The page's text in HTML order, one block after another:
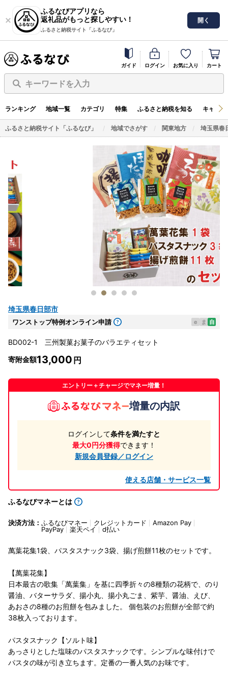
ふるなびアプリなら
返礼品がもっと探しやすい！
ふるさと納税サイト「ふるなび」
開く
ガイド ログイン お気に入り カート
キーワードを入力
ランキング 地域一覧 カテゴリ 特集 ふるさと納税を知る キャン
ふるさと納税サイト「ふるなび」 地域でさがす 関東地方 埼玉県春
埼玉県春日部市
ワンストップ特例オンライン申請 e ま 自
BD002-1 三州製菓お菓子のバラエティセット
寄附金額13,000
エントリー＋チャージでマネー増量！
増量の内訳
ログインして条件を満たすと
最大0円分獲得できます！
新規会員登録／ログイン
使える店舗・サービス一覧
ふるなびマネーとは
決済方法： ふるなびマネー クレジットカード
Amazon Pay
PayPay
楽天ペイ d払い
萬葉花集1袋、パスタスナック3袋、揚げ煎餅11枚のセットです。
【萬葉花集】
日本最古の歌集「萬葉集」を基に四季折々の8種類の花柄で、のり
醤油、バターサラダ、揚小丸、揚小丸ごま、紫芋、醤油、えび、
あおさの8種のお煎餅を包みました。 個包装のお煎餅が全部で約
38枚入っております。
パスタスナック【ソルト味】
あっさりとした塩味のパスタスナックです。シンプルな味付けで
パスタの味が引き立ちます。定番の一番人気のお味です。